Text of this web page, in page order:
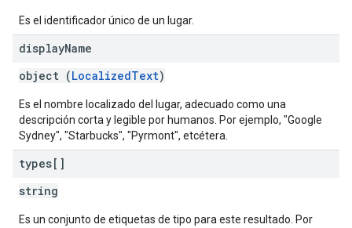
Es el identificador único de un lugar.
displayName
object (LocalizedText)
Es el nombre localizado del lugar, adecuado como una
descripción corta y legible por humanos. Por ejemplo, "Google
Sydney", "Starbucks", "Pyrmont", etcétera.
types[]
string
Es un conjunto de etiquetas de tipo para este resultado. Por